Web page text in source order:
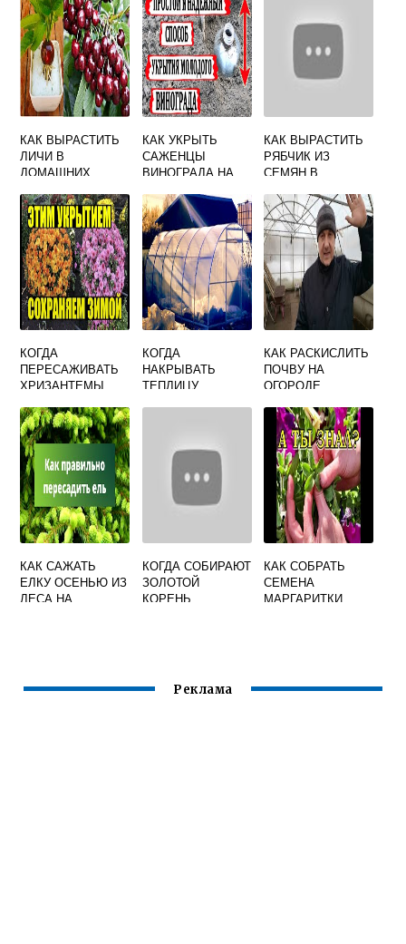
КАК ВЫРАСТИТЬ
ЛИЧИ В
ДОМАШНИХ
КАК УКРЫТЬ
САЖЕНЦЫ
ВИНОГРАДА НА
ПОСАЖЕННЫЕ
ОСЕНЬЮ
КАК ВЫРАСТИТЬ
РЯБЧИК ИЗ
СЕМЯН В
УСЛОВИЯХ
КОГДА
ПЕРЕСАЖИВАТЬ
ХРИЗАНТЕМЫ
ТЕПЛИЦУ НА
ЗИМУ
КОГДА
НАКРЫВАТЬ
ТЕПЛИЦУ
КАК РАСКИСЛИТЬ
ПОЧВУ НА
ОГОРОДЕ
КАК САЖАТЬ
ЕЛКУ ОСЕНЬЮ ИЗ
ЛЕСА НА
КОГДА СОБИРАЮТ
ЗОЛОТОЙ
КОРЕНЬ
КАК СОБРАТЬ
СЕМЕНА
МАРГАРИТКИ
Реклама